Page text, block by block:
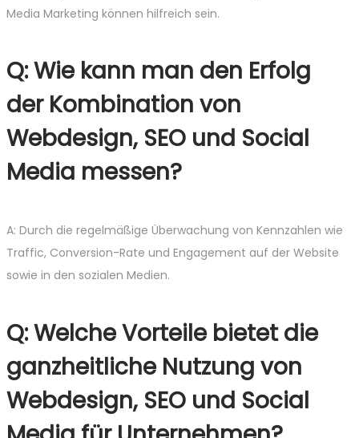
Media Marketing können hilfreich sein.
Q: Wie kann man den Erfolg
der Kombination von
Webdesign, SEO und Social
Media messen?
A: Durch die regelmäßige Überwachung von Kennzahlen wie
Traffic, Conversion-Rate und Engagement auf der Website
sowie in den sozialen Medien.
Q: Welche Vorteile bietet die
ganzheitliche Nutzung von
Webdesign, SEO und Social